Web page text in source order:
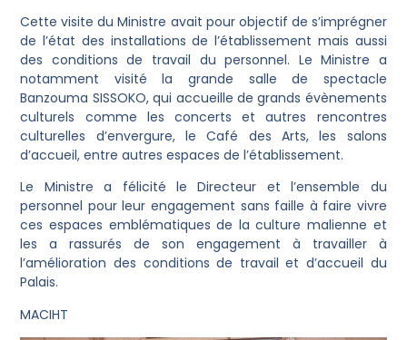
Cette visite du Ministre avait pour objectif de s’imprégner
de l’état des installations de l’établissement mais aussi
des conditions de travail du personnel. Le Ministre a
notamment visité la grande salle de spectacle
Banzouma SISSOKO, qui accueille de grands évènements
culturels comme les concerts et autres rencontres
culturelles d’envergure, le Café des Arts, les salons
d’accueil, entre autres espaces de l’établissement.
Le Ministre a félicité le Directeur et l’ensemble du
personnel pour leur engagement sans faille à faire vivre
ces espaces emblématiques de la culture malienne et
les a rassurés de son engagement à travailler à
l’amélioration des conditions de travail et d’accueil du
Palais.
MACIHT